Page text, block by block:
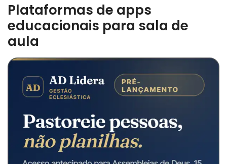
Plataformas de apps
educacionais para sala de
aula